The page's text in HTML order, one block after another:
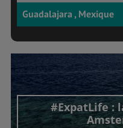
Guadalajara , Mexique
#ExpatLife :